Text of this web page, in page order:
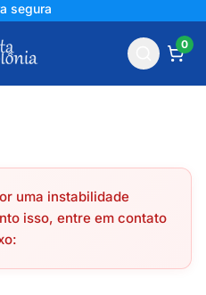
segura
0
uma instabilidade
isso, entre em contato